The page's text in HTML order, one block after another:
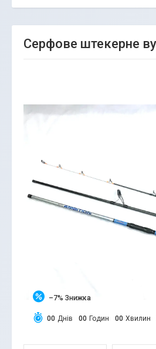
Серфове штекерне
–7%
00 Днів 00 Годин 00 Хвилин